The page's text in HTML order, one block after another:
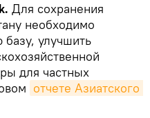
Для сохранения
необходимо
улучшить
для частных
отчете Азиатского